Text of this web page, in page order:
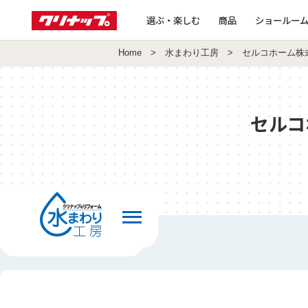
選ぶ・楽しむ 商品 ショールー
Home > 水まわり工房 > セルコホーム株
セル
前の画面へ戻る